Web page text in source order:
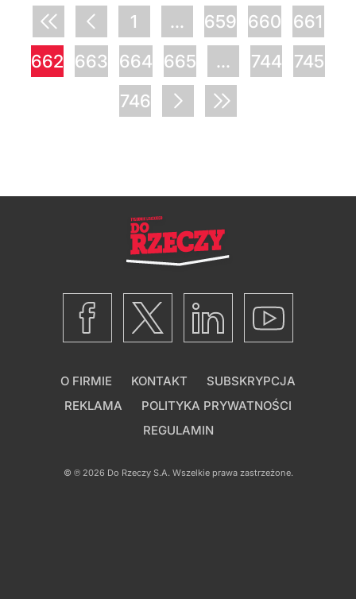
1 ... 659 660
661
662
663 664 665 ... 744
745
746
O FIRMIE KONTAKT
SUBSKRYPCJA
REKLAMA
POLITYKA PRYWATNOŚCI
REGULAMIN
© ℗ 2026 Do Rzeczy S.A. Wszelkie prawa zastrzeżone.